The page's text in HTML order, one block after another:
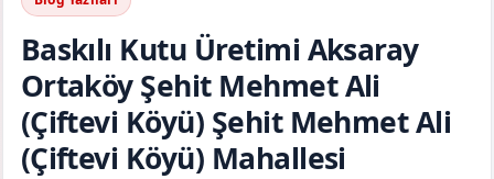
Baskılı Kutu Üretimi Aksaray
Ortaköy Şehit Mehmet Ali
(Çiftevi Köyü) Şehit Mehmet Ali
(Çiftevi Köyü) Mahallesi